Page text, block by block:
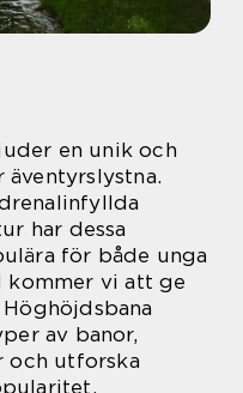
en unik och
äventyrslystna.
har dessa
för både unga
kommer vi att ge
av banor,
och utforska